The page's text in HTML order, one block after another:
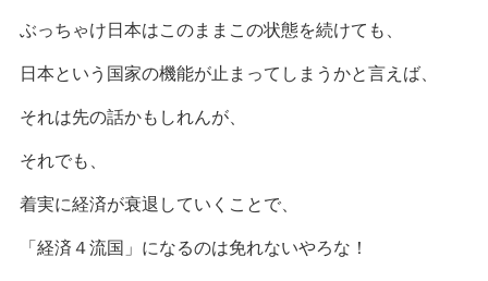
ぶっちゃけ日本はこのままこの状態を続けても、
日本という国家の機能が止まってしまうかと言えば、
それは先の話かもしれんが、
それでも、
着実に経済が衰退していくことで、
「経済４流国」になるのは免れないやろな！